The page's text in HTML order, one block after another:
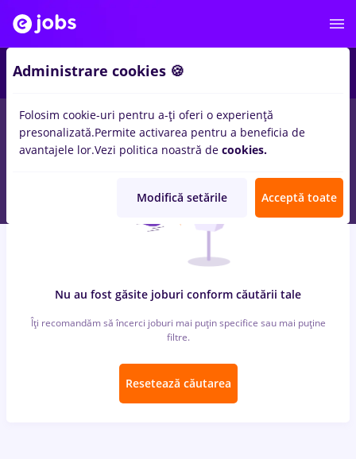
locuri de muncasccinStrainatate in Transport / Distributie
Nu au fost găsite joburi conform căutării tale
Îți recomandăm să încerci joburi mai puțin specifice sau mai puține
filtre.
Resetează căutarea
Administrare cookies 🍪
Folosim cookie-uri pentru a-ți oferi o experiență
presonalizată.Permite activarea pentru a beneficia de
avantajele lor.Vezi politica noastră de cookies.
Modifică setările Acceptă toate